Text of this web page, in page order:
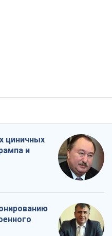
циничных
и